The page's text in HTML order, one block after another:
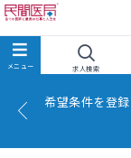
求人検索
希望条件を登